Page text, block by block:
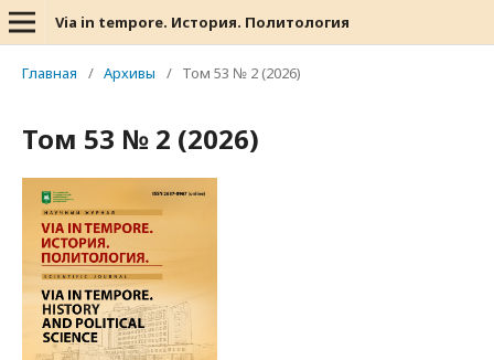
Via in tempore. История. Политология
Главная / Архивы / Том 53 № 2 (2026)
Том 53 № 2 (2026)